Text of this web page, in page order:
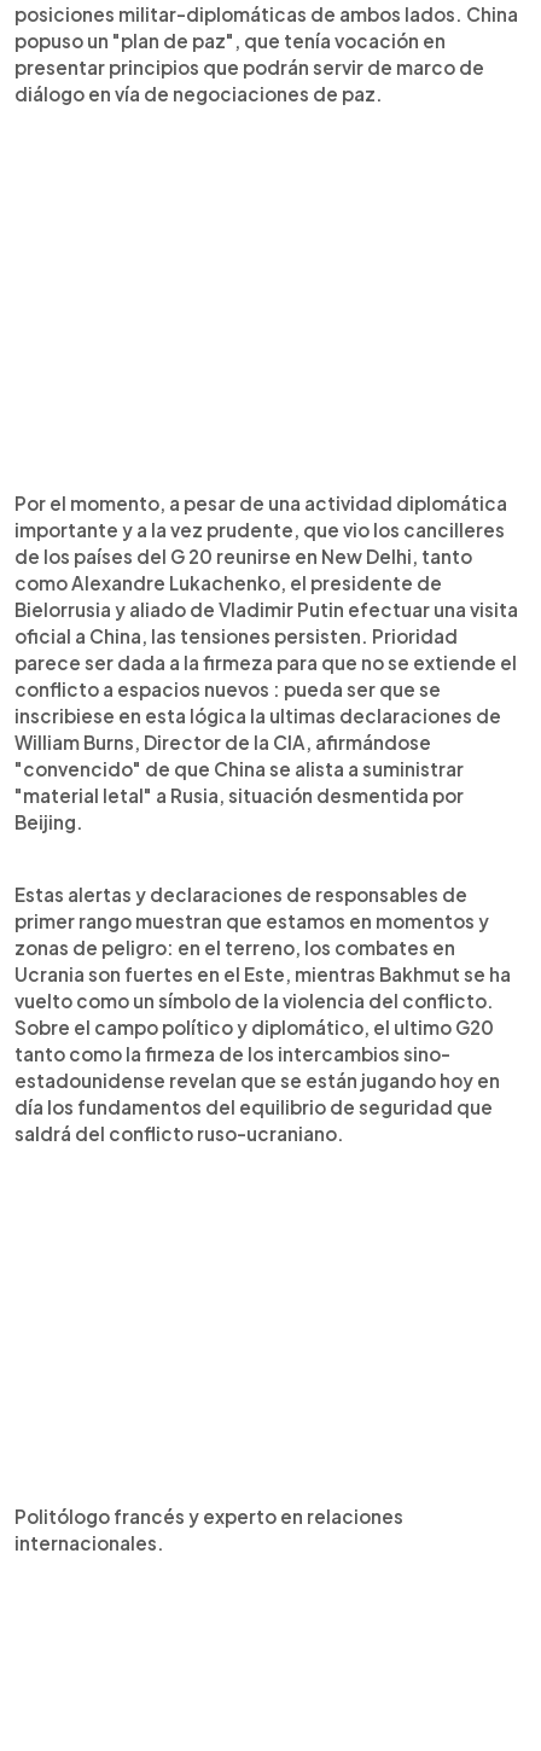
posiciones militar-diplomáticas de ambos lados. China
popuso un "plan de paz", que tenía vocación en
presentar principios que podrán servir de marco de
diálogo en vía de negociaciones de paz.
Por el momento, a pesar de una actividad diplomática
importante y a la vez prudente, que vio los cancilleres
de los países del G 20 reunirse en New Delhi, tanto
como Alexandre Lukachenko, el presidente de
Bielorrusia y aliado de Vladimir Putin efectuar una visita
oficial a China, las tensiones persisten. Prioridad
parece ser dada a la firmeza para que no se extiende el
conflicto a espacios nuevos : pueda ser que se
inscribiese en esta lógica la ultimas declaraciones de
William Burns, Director de la CIA, afirmándose
"convencido" de que China se alista a suministrar
"material letal" a Rusia, situación desmentida por
Beijing.
Estas alertas y declaraciones de responsables de
primer rango muestran que estamos en momentos y
zonas de peligro: en el terreno, los combates en
Ucrania son fuertes en el Este, mientras Bakhmut se ha
vuelto como un símbolo de la violencia del conflicto.
Sobre el campo político y diplomático, el ultimo G20
tanto como la firmeza de los intercambios sino-
estadounidense revelan que se están jugando hoy en
día los fundamentos del equilibrio de seguridad que
saldrá del conflicto ruso-ucraniano.
Politólogo francés y experto en relaciones
internacionales.